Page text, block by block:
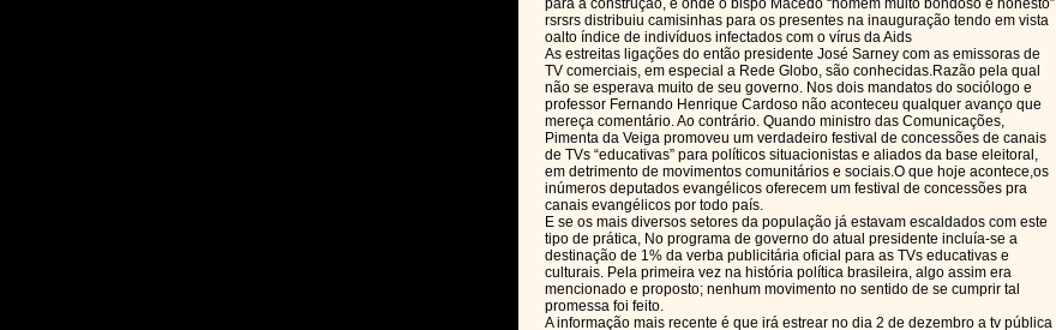
para a construção, e onde o bispo Macedo “homem muito bondoso e honesto”
rsrsrs distribuiu camisinhas para os presentes na inauguração tendo em vista
oalto índice de indivíduos infectados com o vírus da Aids
As estreitas ligações do então presidente José Sarney com as emissoras de
TV comerciais, em especial a Rede Globo, são conhecidas.Razão pela qual
não se esperava muito de seu governo. Nos dois mandatos do sociólogo e
professor Fernando Henrique Cardoso não aconteceu qualquer avanço que
mereça comentário. Ao contrário. Quando ministro das Comunicações,
Pimenta da Veiga promoveu um verdadeiro festival de concessões de canais
de TVs “educativas” para políticos situacionistas e aliados da base eleitoral,
em detrimento de movimentos comunitários e sociais.O que hoje acontece,os
inúmeros deputados evangélicos oferecem um festival de concessões pra
canais evangélicos por todo país.
E se os mais diversos setores da população já estavam escaldados com este
tipo de prática, No programa de governo do atual presidente incluía-se a
destinação de 1% da verba publicitária oficial para as TVs educativas e
culturais. Pela primeira vez na história política brasileira, algo assim era
mencionado e proposto; nenhum movimento no sentido de se cumprir tal
promessa foi feito.
A informação mais recente é que irá estrear no dia 2 de dezembro a tv pública